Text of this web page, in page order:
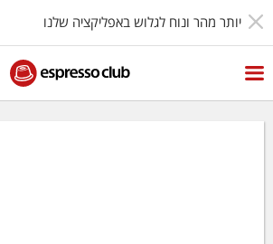
יותר מהר ונוח לגלוש באפליקציה שלנו